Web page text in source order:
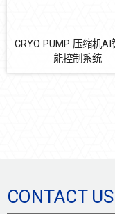
节能减碳
CRYO PUMP 压缩机AI
能控制系统
CONTACT US